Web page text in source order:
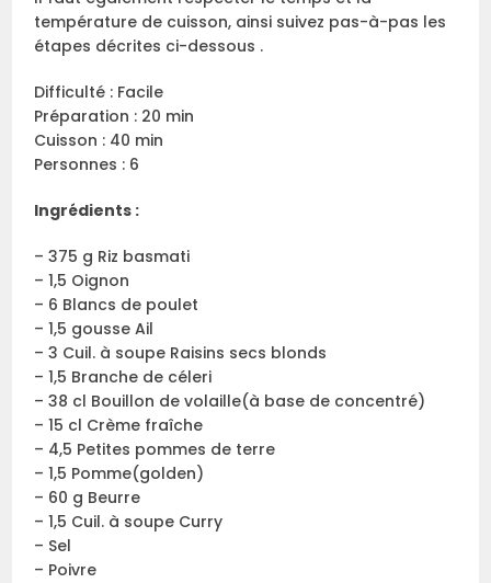
température de cuisson, ainsi suivez pas-à-pas les
étapes décrites ci-dessous .
Difficulté : Facile
Préparation : 20 min
Cuisson : 40 min
Personnes : 6
Ingrédients :
– 375 g Riz basmati
– 1,5 Oignon
– 6 Blancs de poulet
– 1,5 gousse Ail
– 3 Cuil. à soupe Raisins secs blonds
– 1,5 Branche de céleri
– 38 cl Bouillon de volaille(à base de concentré)
– 15 cl Crème fraîche
– 4,5 Petites pommes de terre
– 1,5 Pomme(golden)
– 60 g Beurre
– 1,5 Cuil. à soupe Curry
– Sel
– Poivre